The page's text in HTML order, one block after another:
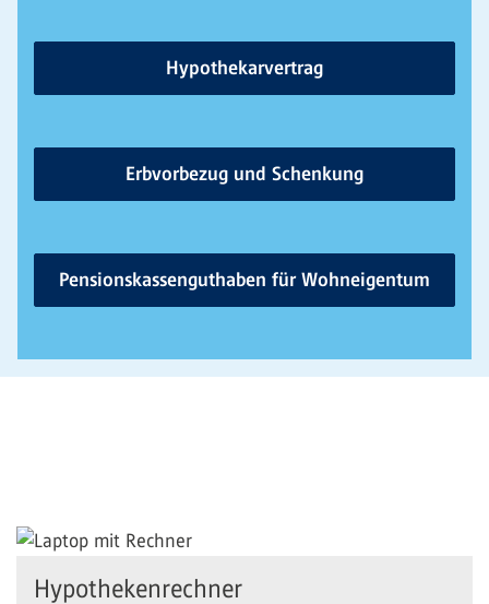
Hypothekarvertrag
Erbvorbezug und Schenkung
Pensionskassenguthaben für Wohneigentum
Hypothekenrechner